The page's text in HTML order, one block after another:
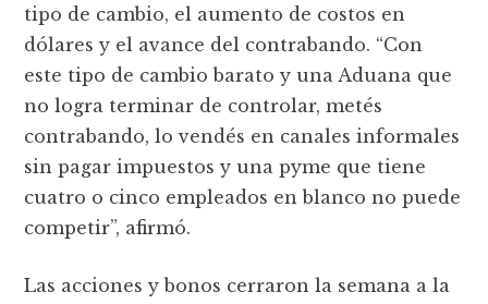
tipo de cambio, el aumento de costos en
dólares y el avance del contrabando. “Con
este tipo de cambio barato y una Aduana que
no logra terminar de controlar, metés
contrabando, lo vendés en canales informales
sin pagar impuestos y una pyme que tiene
cuatro o cinco empleados en blanco no puede
competir”, afirmó.
Las acciones y bonos cerraron la semana a la